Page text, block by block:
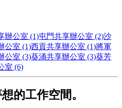
辦公室 (1)屯門共享辦公室 (2)沙
公室 (1)西貢共享辦公室 (1)將軍
公室 (3)葵涌共享辦公室 (3)葵芳
室 (6)
的工作空間。